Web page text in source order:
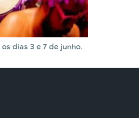
dias 3 e 7 de junho.